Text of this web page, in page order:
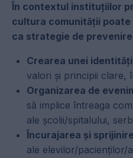
În contextul instituțiilor
cultura comunității
ca strategie de
Crearea unei
valori și principii clare,
Organizarea de
să implice întreaga
ale școlii/spitalului,
Încurajarea și
ale elevilor/pacienților/